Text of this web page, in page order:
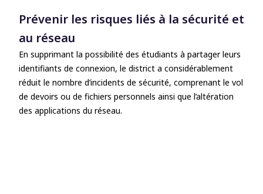
Prévenir les risques liés à la sécurité et
au réseau
En supprimant la possibilité des étudiants à partager leurs
identifiants de connexion, le district a considérablement
réduit le nombre d’incidents de sécurité, comprenant le vol
de devoirs ou de fichiers personnels ainsi que l’altération
des applications du réseau.